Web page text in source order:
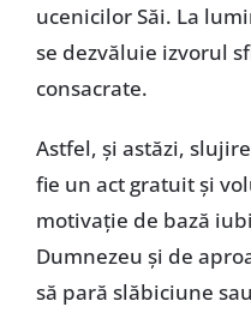
ucenicilor Săi. La
se dezvăluie izvorul
consacrate.
Astfel, şi astăzi,
fie un act gratuit şi
motivaţie de bază
Dumnezeu şi de
să pară slăbiciune